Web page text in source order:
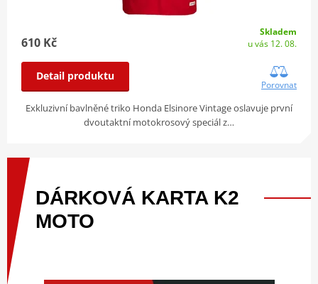
610 Kč
Skladem
u vás 12. 08.
Detail produktu
Porovnat
Exkluzivní bavlněné triko Honda Elsinore Vintage oslavuje první
dvoutaktní motokrosový speciál z…
DÁRKOVÁ KARTA K2
MOTO